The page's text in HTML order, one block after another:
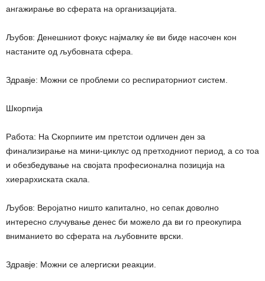
ангажирање во сферата на организацијата.
Љубов: Денешниот фокус најмалку ќе ви биде насочен кон
настаните од љубовната сфера.
Здравје: Можни се проблеми со респираторниот систем.
Шкорпија
Работа: На Скорпиите им претстои одличен ден за
финализирање на мини-циклус од претходниот период, а со тоа
и обезбедување на својата професионална позиција на
хиерархиската скала.
Љубов: Веројатно ништо капитално, но сепак доволно
интересно случување денес би можело да ви го преокупира
вниманието во сферата на љубовните врски.
Здравје: Можни се алергиски реакции.